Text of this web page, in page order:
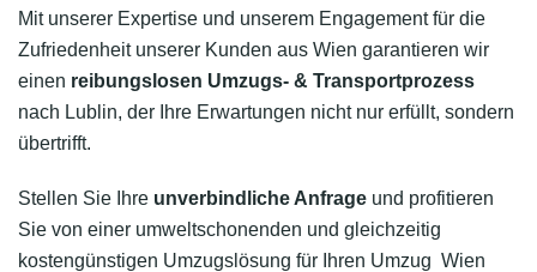
Mit unserer Expertise und unserem Engagement für die
Zufriedenheit unserer Kunden aus Wien garantieren wir
einen reibungslosen Umzugs- & Transportprozess
nach Lublin, der Ihre Erwartungen nicht nur erfüllt, sondern
übertrifft.
Stellen Sie Ihre unverbindliche Anfrage und profitieren
Sie von einer umweltschonenden und gleichzeitig
kostengünstigen Umzugslösung für Ihren Umzug Wien